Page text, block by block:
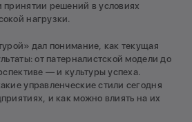
принятии решений в условиях
нагрузки.
дал понимание, как текущая
от патерналистской модели до
— и культуры успеха.
управленческие стили сегодня
и как можно влиять на их